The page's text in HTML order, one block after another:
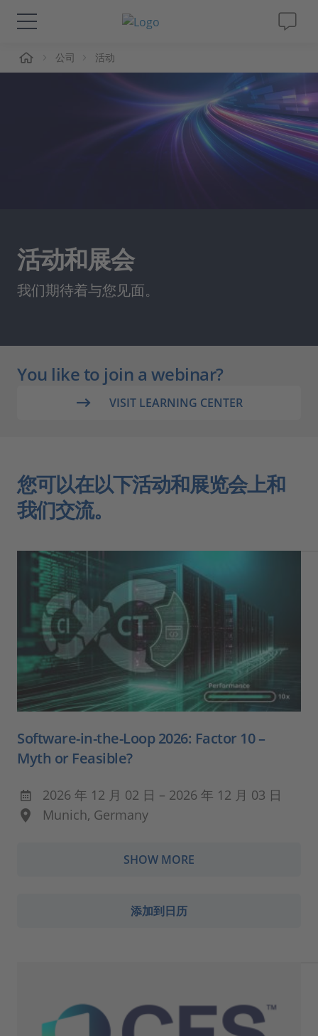
解决方案&产品
人才招聘
公司 活动
活动和展会
我们期待着与您见面。
You like to join a webinar?
VISIT LEARNING CENTER
您可以在以下活动和展览会上和
我们交流。
Software-in-the-Loop 2026: Factor 10 –
Myth or Feasible?
2026 年 12 月 02 日 – 2026 年 12 月 03 日
Munich, Germany
SHOW MORE
添加到日历